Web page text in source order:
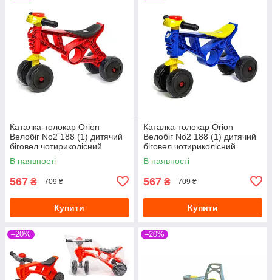
Каталка-толокар Orion
Велобіг No2 188 (1) дитячий
біговел чотириколісний
мотоцикл із клаксоном,
червоний
В наявності
567 ₴ 709 ₴
Купити
Каталка-толокар Orion
Велобіг No2 188 (1) дитячий
біговел чотириколісний
мотоцикл із клаксоном, синій
В наявності
567 ₴ 709 ₴
Купити
–20% –20%